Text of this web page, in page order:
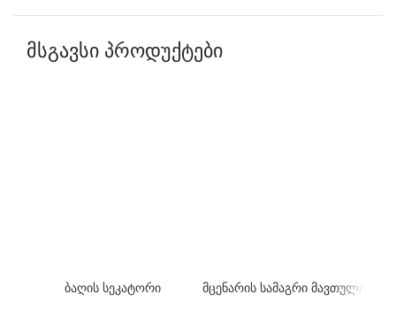
მსგავსი პროდუქტები
ბაღის სეკატორი მცენარის სამაგრი მავთული